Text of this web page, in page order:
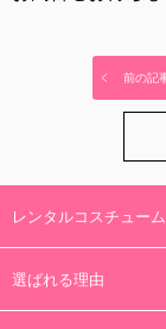
前の記
レンタルコスチューム
選ばれる理由